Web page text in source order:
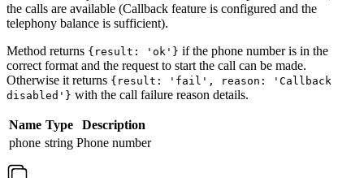
the calls are available (Callback feature is configured and the
telephony balance is sufficient).
Method returns {result: 'ok'} if the phone number is in the
correct format and the request to start the call can be made.
Otherwise it returns {result: 'fail', reason: 'Callback
disabled'} with the call failure reason details.
Name Type
Description
phone string Phone number